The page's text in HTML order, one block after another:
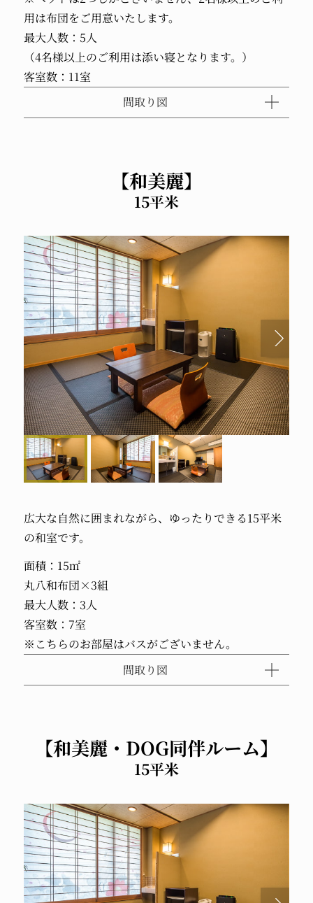
用は布団をご用意いたします。
最大人数：5人
（4名様以上のご利用は添い寝となります。）
客室数：11室
間取り図
【和美麗】
15平米
広大な自然に囲まれながら、ゆったりできる15平米
の和室です。
面積：15㎡
丸八和布団×3組
最大人数：3人
客室数：7室
※こちらのお部屋はバスがございません。
間取り図
【和美麗・DOG同伴ルーム】
15平米